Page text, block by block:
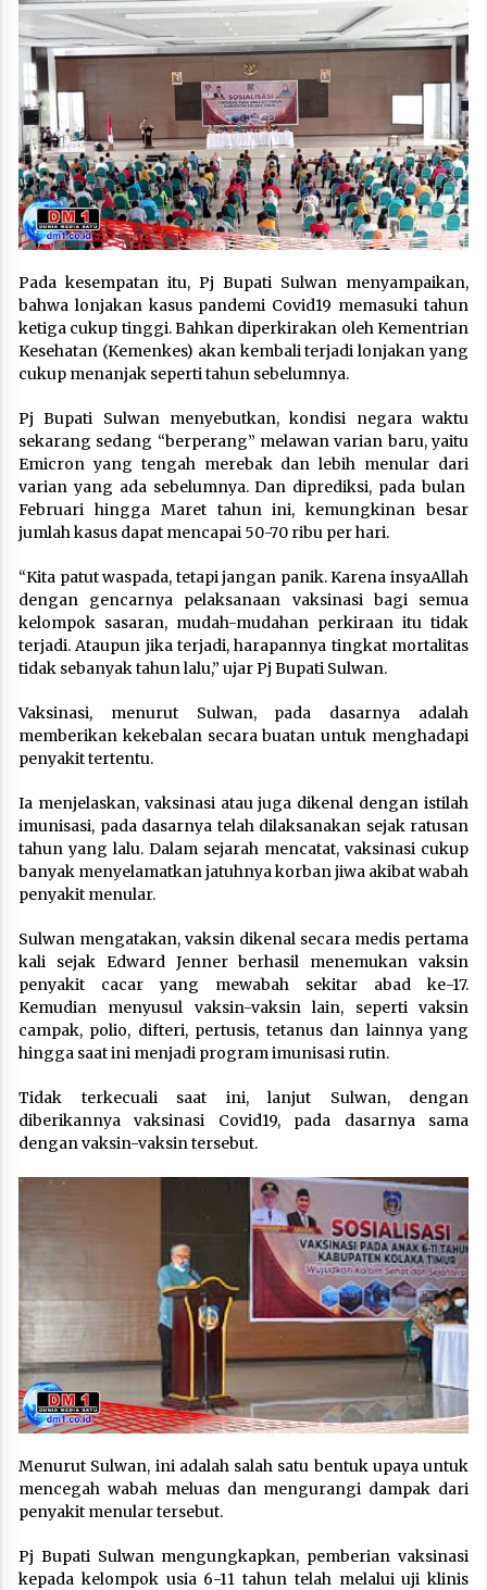
Pada kesempatan itu, Pj Bupati Sulwan menyampaikan,
bahwa lonjakan kasus pandemi Covid19 memasuki tahun
ketiga cukup tinggi. Bahkan diperkirakan oleh Kementrian
Kesehatan (Kemenkes) akan kembali terjadi lonjakan yang
cukup menanjak seperti tahun sebelumnya.
Pj Bupati Sulwan menyebutkan, kondisi negara waktu
sekarang sedang “berperang” melawan varian baru, yaitu
Emicron yang tengah merebak dan lebih menular dari
varian yang ada sebelumnya. Dan diprediksi, pada bulan
Februari hingga Maret tahun ini, kemungkinan besar
jumlah kasus dapat mencapai 50-70 ribu per hari.
“Kita patut waspada, tetapi jangan panik. Karena insyaAllah
dengan gencarnya pelaksanaan vaksinasi bagi semua
kelompok sasaran, mudah-mudahan perkiraan itu tidak
terjadi. Ataupun jika terjadi, harapannya tingkat mortalitas
tidak sebanyak tahun lalu,” ujar Pj Bupati Sulwan.
Vaksinasi, menurut Sulwan, pada dasarnya adalah
memberikan kekebalan secara buatan untuk menghadapi
penyakit tertentu.
Ia menjelaskan, vaksinasi atau juga dikenal dengan istilah
imunisasi, pada dasarnya telah dilaksanakan sejak ratusan
tahun yang lalu. Dalam sejarah mencatat, vaksinasi cukup
banyak menyelamatkan jatuhnya korban jiwa akibat wabah
penyakit menular.
Sulwan mengatakan, vaksin dikenal secara medis pertama
kali sejak Edward Jenner berhasil menemukan vaksin
penyakit cacar yang mewabah sekitar abad ke-17.
Kemudian menyusul vaksin-vaksin lain, seperti vaksin
campak, polio, difteri, pertusis, tetanus dan lainnya yang
hingga saat ini menjadi program imunisasi rutin.
Tidak terkecuali saat ini, lanjut Sulwan, dengan
diberikannya vaksinasi Covid19, pada dasarnya sama
dengan vaksin-vaksin tersebut.
Menurut Sulwan, ini adalah salah satu bentuk upaya untuk
mencegah wabah meluas dan mengurangi dampak dari
penyakit menular tersebut.
Pj Bupati Sulwan mengungkapkan, pemberian vaksinasi
kepada kelompok usia 6-11 tahun telah melalui uji klinis